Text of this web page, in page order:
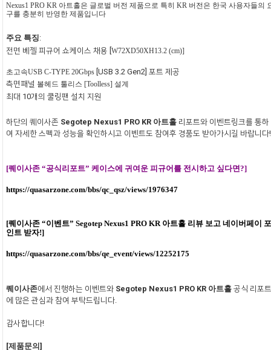
Nexus1 PRO KR 아트홀은 글로벌 버전 제품으로 특히 KR 버전은 한국 사용자들의
구를 충분히 반영한 제품입니다
주요 특징:
전면 베젤 피규어 쇼케이스 채용 [W72XD50XH13.2 (cm)]
초고속USB C-TYPE 20Gbps [USB 3.2 Gen2]포트 제공
측면패널 볼헤드 툴리스 [Toolless]설계
최대 10개의 쿨링팬 설치 지원
하단의 퀘이사존 Segotep Nexus1 PRO KR 아트홀 리포트와 이벤트링크를 통하
여 자세한 스펙과 성능을 확인하시고 이벤트도 참여후 경품도 받아가시길 바랍니다!
[퀘이사존 “공식리포트”케이스에 귀여운 피규어를 전시하고 싶다면?]
https://quasarzone.com/bbs/qc_qsz/views/1976347
[퀘이사존 “이벤트” Segotep Nexus1 PRO KR 아트홀 리뷰 보고 네이버페이
인트 받자!]
https://quasarzone.com/bbs/qe_event/views/12252175
퀘이사존에서 진행하는 이벤트와 Segotep Nexus1 PRO KR 아트홀공식 리포
에 많은 관심과 참여 부탁드립니다
감사합니다!
[제품문의]